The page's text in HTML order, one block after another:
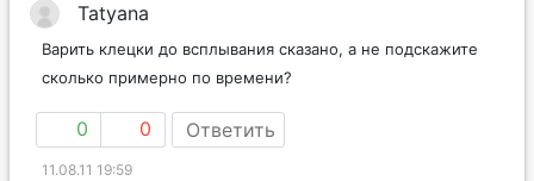
Tatyana
Варить клецки до всплывания сказано, а не подскажите
сколько примерно по времени?
0 0 Ответить
11.08.11 19:59